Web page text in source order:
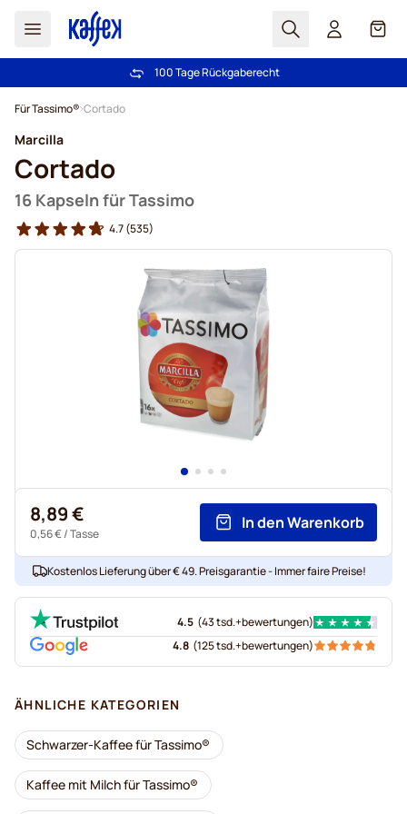
Suchen Cart
Kostenlos Lieferung über € 49
100 Tage Rückgaberecht
Für Tassimo® Cortado
Marcilla
Cortado
16 Kapseln für Tassimo
4.7(535)
8,89 €
0,56 €/ Tasse
In den Warenkorb
Kostenlos Lieferung über € 49. Preisgarantie - Immer faire Preise!
4.5 (43 tsd.+bewertungen)
4.8 (125 tsd.+bewertungen)
ÄHNLICHE KATEGORIEN
Schwarzer-Kaffee für Tassimo®
Kaffee mit Milch für Tassimo®